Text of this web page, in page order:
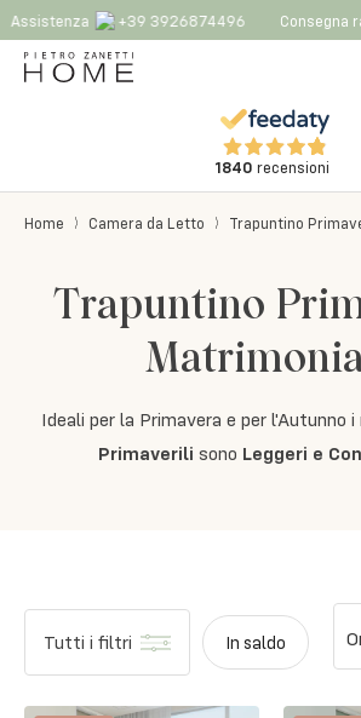
+39 3926874496 Consegna
1840 recensioni
Home Camera da Letto Trapuntino
Trapuntino
Ideali per la Primavera e per l'Autunno
Primaverili sono Leggeri e
Tutti i filtri In saldo